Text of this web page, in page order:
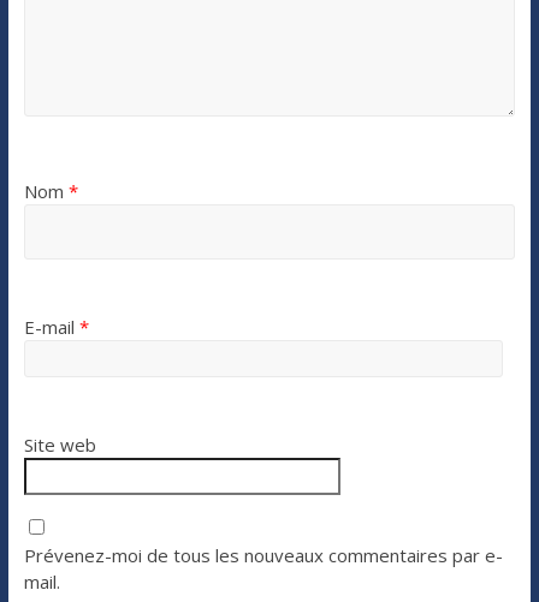
Nom *
E-mail *
Site web
Prévenez-moi de tous les nouveaux commentaires par e-
mail.